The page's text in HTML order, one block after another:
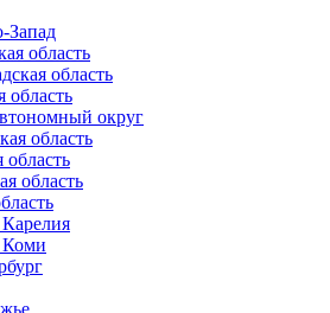
Запад
область
область
область
округ
область
область
Коми